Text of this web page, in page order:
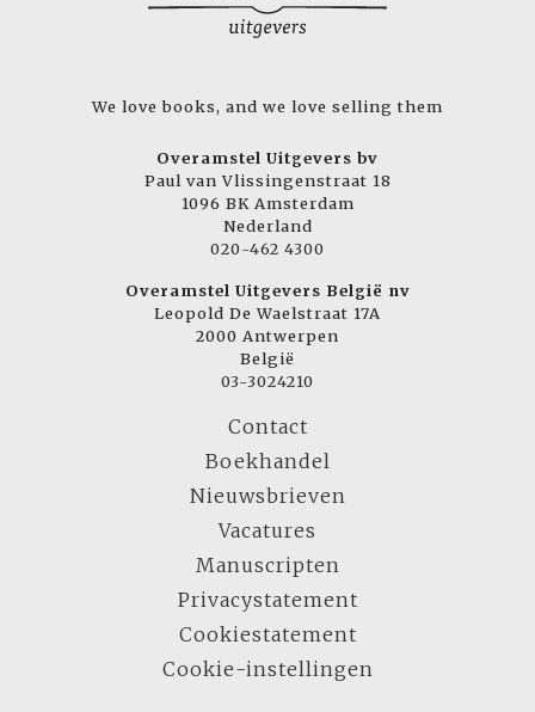
We love books, and we love selling them
Overamstel Uitgevers bv
Paul van Vlissingenstraat 18
1096 BK Amsterdam
Nederland
020-462 4300
Overamstel Uitgevers België nv
Leopold De Waelstraat 17A
2000 Antwerpen
België
03-3024210
Contact
Boekhandel
Nieuwsbrieven
Vacatures
Manuscripten
Privacystatement
Cookiestatement
Cookie-instellingen